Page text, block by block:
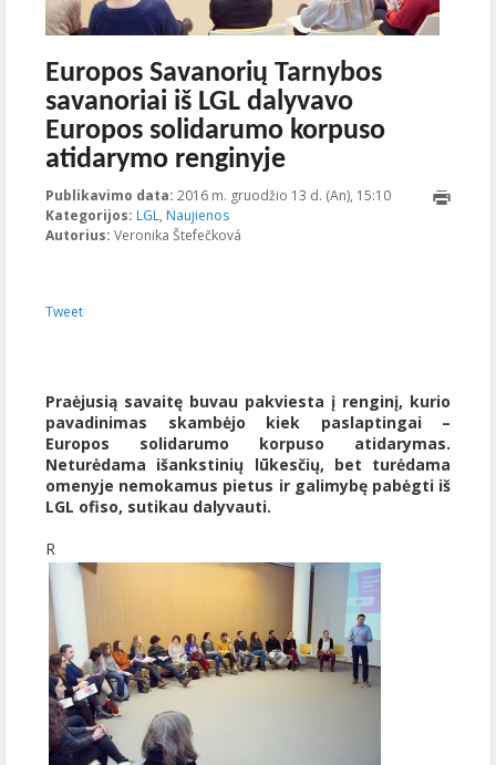
Europos Savanorių Tarnybos
savanoriai iš LGL dalyvavo
Europos solidarumo korpuso
atidarymo renginyje
Publikavimo data: 2016 m. gruodžio 13 d. (An), 15:10 2016-12-
Kategorijos: LGL, Naujienos
Autorius: Veronika Štefečková
Tweet
Praėjusią savaitę buvau pakviesta į renginį, kurio
pavadinimas skambėjo kiek paslaptingai –
Europos solidarumo korpuso atidarymas.
Neturėdama išankstinių lūkesčių, bet turėdama
omenyje nemokamus pietus ir galimybę pabėgti iš
LGL ofiso, sutikau dalyvauti.
R